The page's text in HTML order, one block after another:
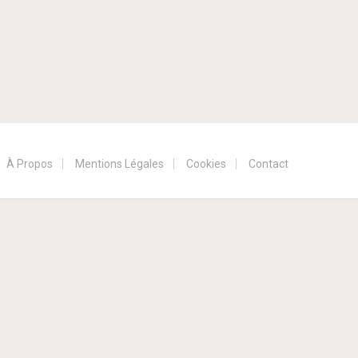
À Propos Mentions Légales Cookies Contact